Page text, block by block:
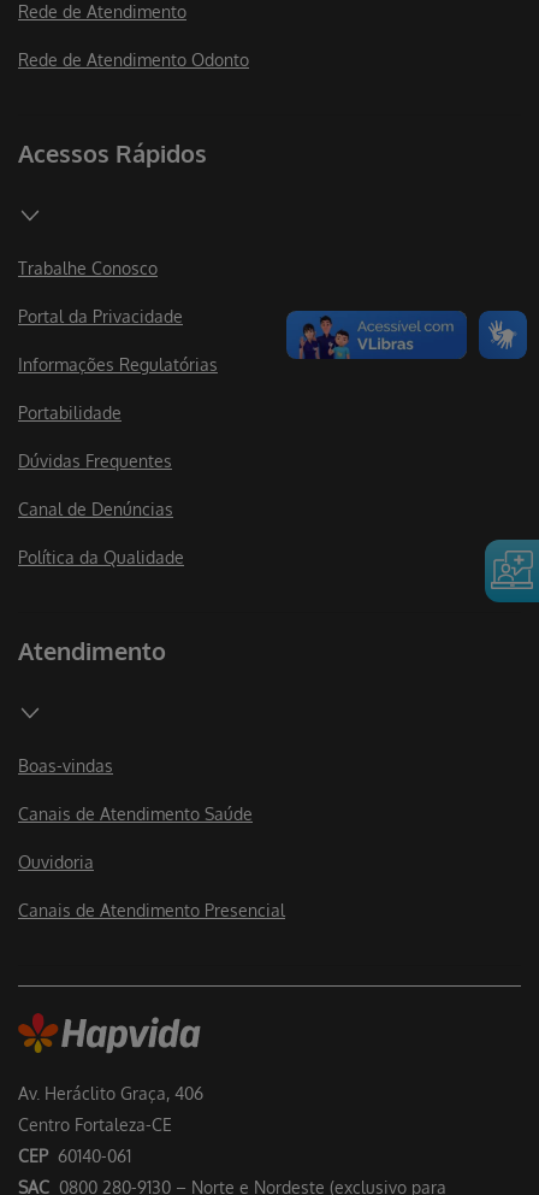
Av. Heráclito Graça, 406
Centro Fortaleza-CE
CEP 60140-061
SAC 0800 280-9130 – Norte e Nordeste (exclusivo para
Rede de Atendimento
Rede de Atendimento Odonto
Acessos Rápidos
Trabalhe Conosco
Portal da Privacidade
Informações Regulatórias
Portabilidade
Dúvidas Frequentes
Canal de Denúncias
Política da Qualidade
Atendimento
Boas-vindas
Canais de Atendimento Saúde
Ouvidoria
Canais de Atendimento Presencial